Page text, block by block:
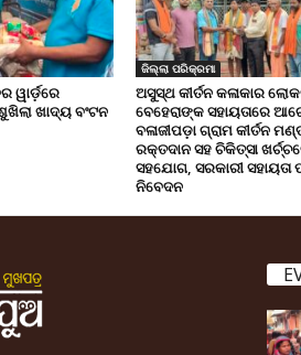
ୱାର୍ଡ଼ରେ
ଖାଦ୍ୟ ବଂଟନ
ଜିଲ୍ଲା ପରିକ୍ରମା
ଅସୁସ୍ଥ କୀର୍ତନ କଳାକାର
ବେହେରାଙ୍କ ସହାୟତାରେ
ବଳାଜୀପଡ଼ା ଗ୍ରାମ କୀର୍ତନ
ରକ୍ତଦାନ ସହ ଚିକିତ୍ସା
ସହଯୋଗ, ସରକାରୀ ସହାୟତା
ନିବେଦନ